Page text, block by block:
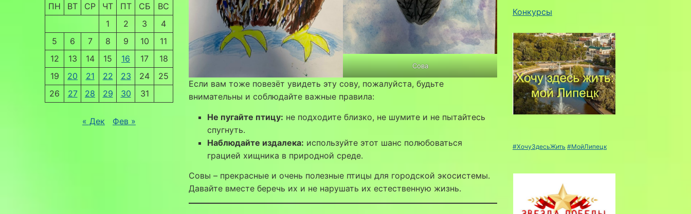
ПН ВТ СР ЧТ ПТ СБ
ВС
1
2 3
4
5
6 7 8 9 10
11
12
13 14 15 16 17
18
19
20 21 22 23 24
25
26
27 28 29 30 31
« Дек Фев »
Сова
Если вам тоже повезёт увидеть эту сову, пожалуйста, будьте
внимательны и соблюдайте важные правила:
Не пугайте птицу: не подходите близко, не шумите и не пытайтесь
спугнуть.
Наблюдайте издалека: используйте этот шанс полюбоваться
грацией хищника в природной среде.
Совы – прекрасные и очень полезные птицы для городской экосистемы.
Давайте вместе беречь их и не нарушать их естественную жизнь.
Конкурсы
#ХочуЗдесьЖить #МойЛипецк